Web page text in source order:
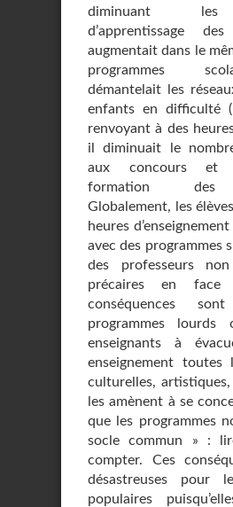
diminuant
d’apprentissage
augmentait dans le
programmes
démantelait les
enfants en difficulté
renvoyant à des
il diminuait le
aux concours et
formation des
Globalement, les
heures
avec des programmes
des professeurs
précaires en face
conséquences
programmes lourds
enseignants à
enseignement toutes
culturelles,
les amènent à se
que les programmes
socle commun » :
compter. Ces
désastreuses pour
populaires